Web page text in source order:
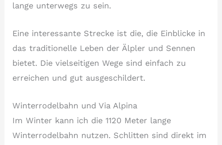
lange unterwegs zu sein.
Eine interessante Strecke ist die, die Einblicke in
das traditionelle Leben der Älpler und Sennen
bietet. Die vielseitigen Wege sind einfach zu
erreichen und gut ausgeschildert.
Winterrodelbahn und Via Alpina
Im Winter kann ich die 1120 Meter lange
Winterrodelbahn nutzen. Schlitten sind direkt im